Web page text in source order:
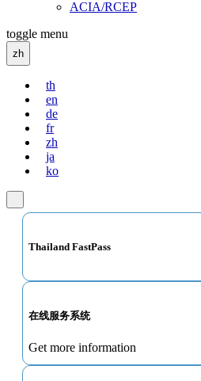
ACIA/RCEP
toggle menu
zh
th
en
de
fr
zh
ja
ko
Thailand FastPass
在线服务系统
Get more information